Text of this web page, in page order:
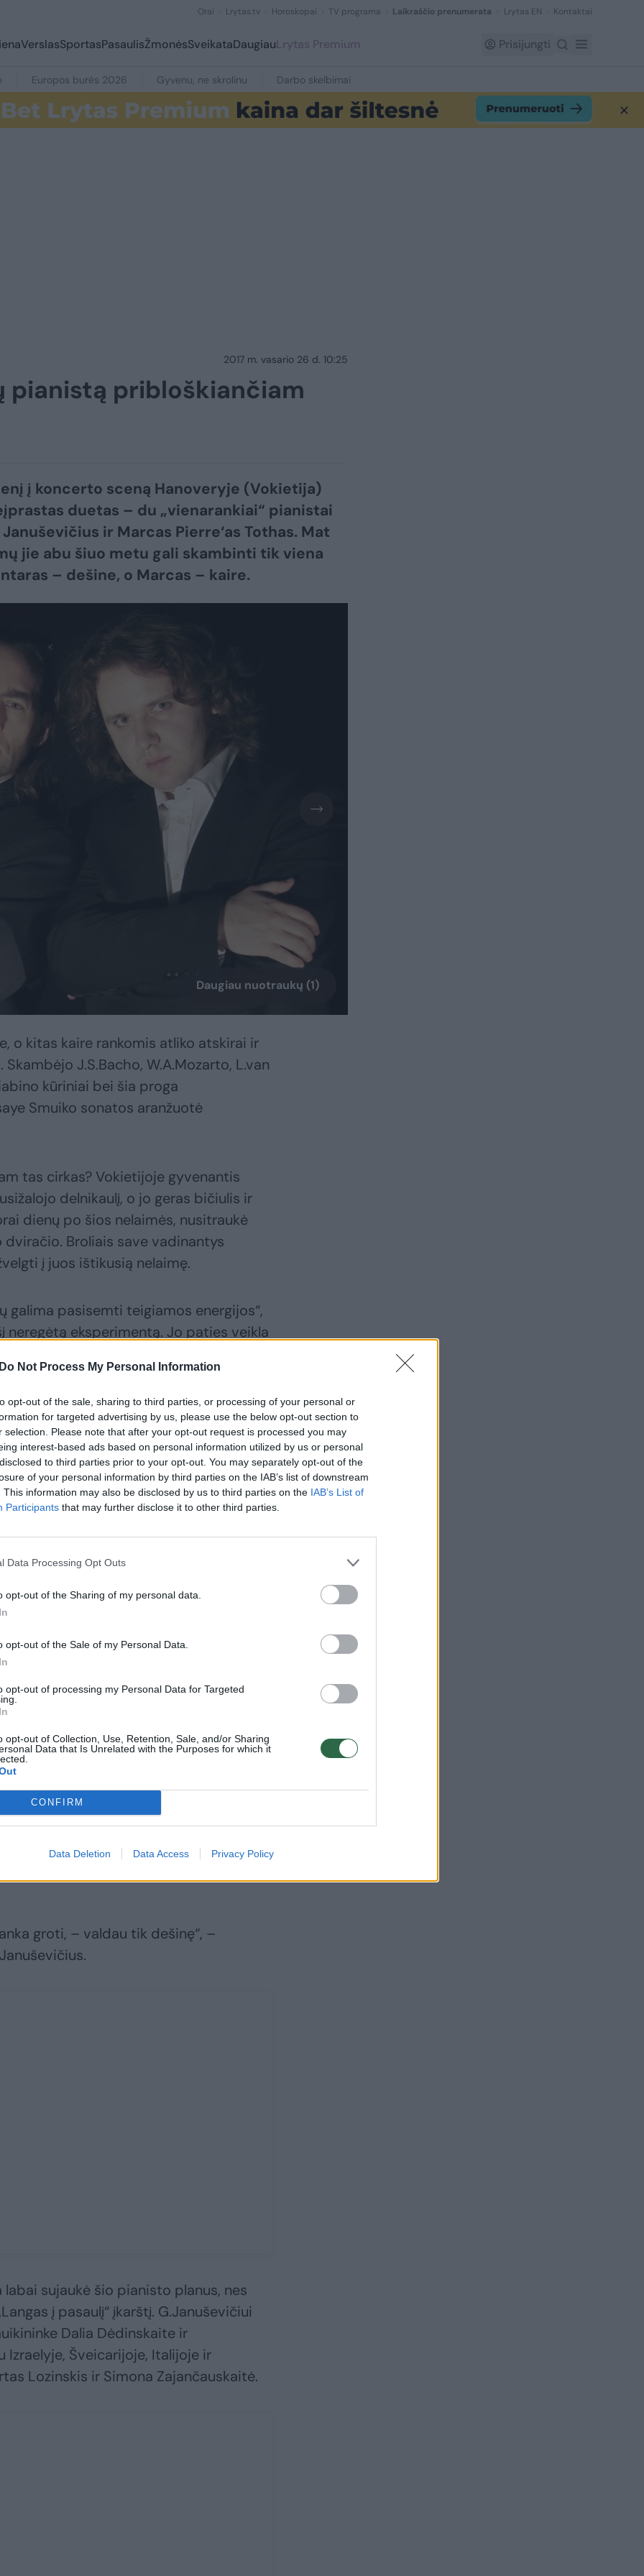
Do Not Process My Personal Information
opt-out of the sale, sharing to third parties, or processing of your personal or
for targeted advertising by us, please use the below opt-out section to
selection. Please note that after your opt-out request is processed you may
interest-based ads based on personal information utilized by us or personal
to third parties prior to your opt-out. You may separately opt-out of the
of your personal information by third parties on the IAB’s list of downstream
This information may also be disclosed by us to third parties on the IAB’s List of
Participants that may further disclose it to other third parties.
Data Processing Opt Outs
opt-out of the Sharing of my personal data.
opt-out of the Sale of my Personal Data.
opt-out of processing my Personal Data for Targeted
opt-out of Collection, Use, Retention, Sale, and/or Sharing
Data that Is Unrelated with the Purposes for which it
CONFIRM
Data Deletion Data Access Privacy Policy
Orai Lrytas.tv Horoskopai TV programa Laikraščio prenumerata Lrytas EN Kontaktai
VerslasSportasPasaulisŽmonėsSveikataDaugiauLrytas Premium Prisijungti
Europos burės 2026 Gyvenu, ne skrolinu Darbo skelbimai
2017 m. vasario 26 d. 10:25
pianistą pribloškiančiam
į koncerto sceną Hanoveryje (Vokietija)
duetas – du „vienarankiai“ pianistai
ir Marcas Pierre‘as Tothas. Mat
jie abu šiuo metu gali skambinti tik viena
– dešine, o Marcas – kaire.
Daugiau nuotraukų (1)
o kitas kaire rankomis atliko atskirai ir
J.S.Bacho, W.A.Mozarto, L.van
kūriniai bei šia proga
Smuiko sonatos aranžuotė
tas cirkas? Vokietijoje gyvenantis
delnikaulį, o jo geras bičiulis ir
dienų po šios nelaimės, nusitraukė
Broliais save vadinantys
į juos ištikusią nelaimę.
galima pasisemti teigiamos energijos“,
neregėtą eksperimentą. Jo paties veikla
gali kaip mat persimesti į kitą barą.
scenos – sugipsuotu delnu tuoj sėdo
kompozitoriai yra parašęs kūrinių
būna silpnesnė už dešinę. Be to,
repertuare atsirado ir dėl to, kad
užsakinėjo turtingas pramonininko
netekęs dešinės rankos
užsakymu kūrinių kairei rankai parašė
B.Brittenas, P.Hindemithas,
groti, – valdau tik dešinę“, –
sujaukė šio pianisto planus, nes
į pasaulį“ įkarštį. G.Januševičiui
Dalia Dėdinskaite ir
Izraelyje, Šveicarijoje, Italijoje ir
Lozinskis ir Simona Zajančauskaitė.